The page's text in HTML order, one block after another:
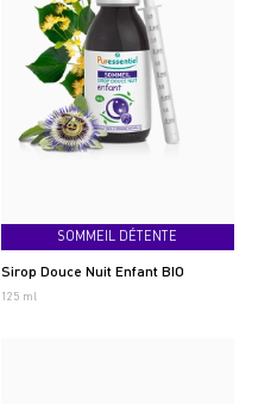
SOMMEIL DÉTENTE
Sirop Douce Nuit Enfant BIO
125 ml